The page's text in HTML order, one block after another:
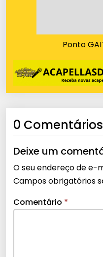
Ponto
0 Comentários
Deixe um
O seu endereço de e-
Campos obrigatórios
Comentário *